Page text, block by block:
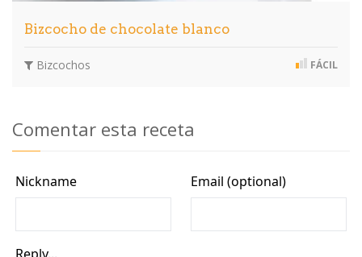
Bizcocho de chocolate blanco
Bizcochos FÁCIL
Comentar esta receta